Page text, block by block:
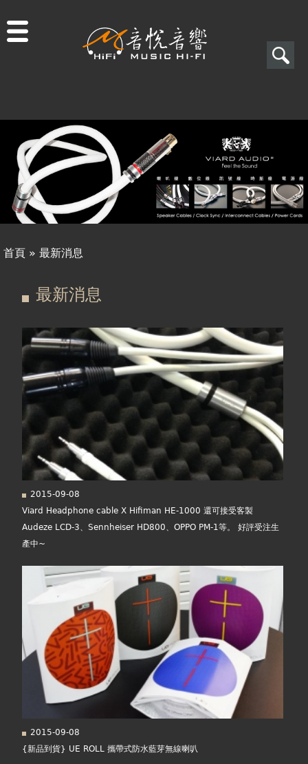
搜
單
搜
尋
商品一覽
二手專區
視聽專欄
購物須知
視聽室預約
線上商城
這
裡
首頁 » 最新消息
最新消息
2015-09-08
Viard Headphone cable X Hifiman HE-1000 還可接受客製
Audeze LCD-3、Sennheiser HD800、OPPO PM-1等。 好評受注生
產中~
2015-09-08
{新品到貨} UE ROLL 攜帶式防水藍芽無線喇叭
頁
面